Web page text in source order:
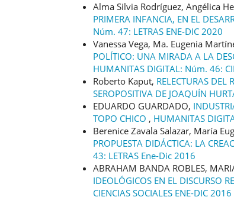
Alma Silvia Rodríguez, Angélica
PRIMERA INFANCIA, EN EL
Núm. 47: LETRAS ENE-DIC 2020
Vanessa Vega, Ma. Eugenia
POLÍTICO: UNA MIRADA A LA
HUMANITAS DIGITAL: Núm. 46:
Roberto Kaput, RELECTURAS
SEROPOSITIVA DE JOAQUÍN
EDUARDO GUARDADO,
TOPO CHICO , HUMANITAS
Berenice Zavala Salazar, María
PROPUESTA DIDÁCTICA: LA
43: LETRAS Ene-Dic 2016
ABRAHAM BANDA ROBLES,
IDEOLÓGICOS EN EL DISCURSO
CIENCIAS SOCIALES ENE-DIC 2016